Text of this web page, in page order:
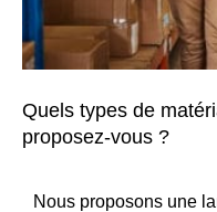
Quels types de
proposez-vous ?
Nous proposons une